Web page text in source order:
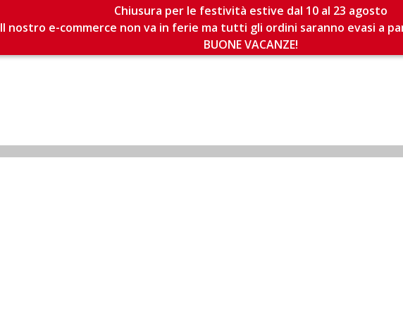
Chiusura per le festività estive dal 10 al 23 agosto
Il nostro e-commerce non va in ferie ma tutti gli ordini saranno evasi a
BUONE VACANZE!